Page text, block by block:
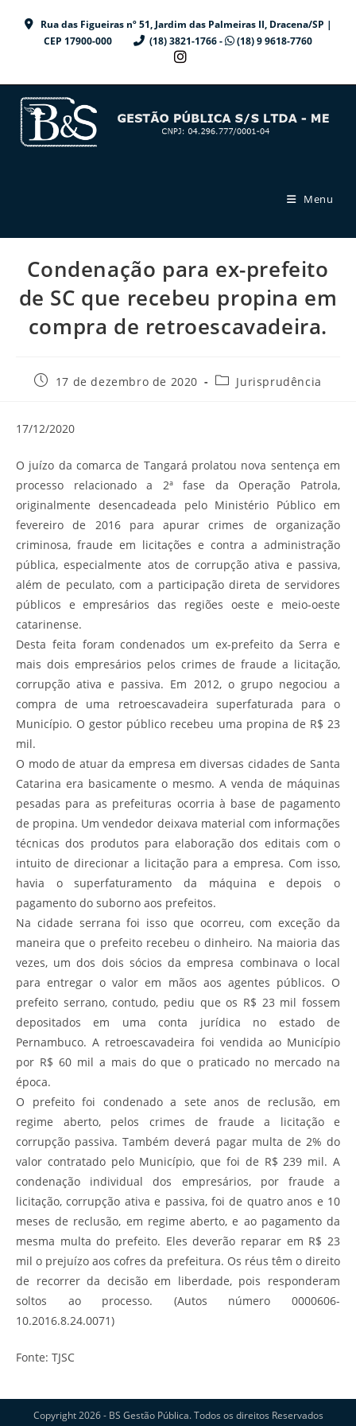
Rua das Figueiras nº 51, Jardim das Palmeiras II, Dracena/SP |
CEP 17900-000
(18) 3821-1766 - (18) 9 9618-7760
Menu
Condenação para ex-prefeito
de SC que recebeu propina em
compra de retroescavadeira.
Post17 de dezembro de 2020
Categoria
Jurisprudência
17/12/2020
O juízo da comarca de Tangará prolatou nova sentença em
processo relacionado a 2ª fase da Operação Patrola,
originalmente desencadeada pelo Ministério Público em
fevereiro de 2016 para apurar crimes de organização
criminosa, fraude em licitações e contra a administração
pública, especialmente atos de corrupção ativa e passiva,
além de peculato, com a participação direta de servidores
públicos e empresários das regiões oeste e meio-oeste
catarinense.
Desta feita foram condenados um ex-prefeito da Serra e
mais dois empresários pelos crimes de fraude a licitação,
corrupção ativa e passiva. Em 2012, o grupo negociou a
compra de uma retroescavadeira superfaturada para o
Município. O gestor público recebeu uma propina de R$ 23
mil.
O modo de atuar da empresa em diversas cidades de Santa
Catarina era basicamente o mesmo. A venda de máquinas
pesadas para as prefeituras ocorria à base de pagamento
de propina. Um vendedor deixava material com informações
técnicas dos produtos para elaboração dos editais com o
intuito de direcionar a licitação para a empresa. Com isso,
havia o superfaturamento da máquina e depois o
pagamento do suborno aos prefeitos.
Na cidade serrana foi isso que ocorreu, com exceção da
maneira que o prefeito recebeu o dinheiro. Na maioria das
vezes, um dos dois sócios da empresa combinava o local
para entregar o valor em mãos aos agentes públicos. O
prefeito serrano, contudo, pediu que os R$ 23 mil fossem
depositados em uma conta jurídica no estado de
Pernambuco. A retroescavadeira foi vendida ao Município
por R$ 60 mil a mais do que o praticado no mercado na
época.
O prefeito foi condenado a sete anos de reclusão, em
regime aberto, pelos crimes de fraude a licitação e
corrupção passiva. Também deverá pagar multa de 2% do
valor contratado pelo Município, que foi de R$ 239 mil. A
condenação individual dos empresários, por fraude a
licitação, corrupção ativa e passiva, foi de quatro anos e 10
meses de reclusão, em regime aberto, e ao pagamento da
mesma multa do prefeito. Eles deverão reparar em R$ 23
mil o prejuízo aos cofres da prefeitura. Os réus têm o direito
de recorrer da decisão em liberdade, pois responderam
soltos ao processo. (Autos número 0000606-
10.2016.8.24.0071)
Fonte: TJSC
Copyright 2026 - BS Gestão Pública. Todos os direitos Reservados